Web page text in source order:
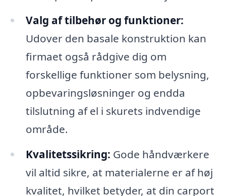
Valg af tilbehør og funktioner:
Udover den basale konstruktion kan
firmaet også rådgive dig om
forskellige funktioner som belysning,
opbevaringsløsninger og endda
tilslutning af el i skurets indvendige
område.
Kvalitetssikring: Gode håndværkere
vil altid sikre, at materialerne er af høj
kvalitet, hvilket betyder, at din carport